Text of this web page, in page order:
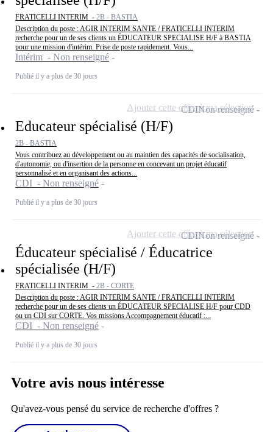
FRATICELLI INTERIM - 2B - BASTIA
Description du poste : AGIR INTERIM SANTE / FRATICELLI INTERIM
recherche pour un de ses clients un ÉDUCATEUR SPECIALISE H/F à BASTIA
pour une mission d'intérim. Prise de poste rapidement. Vous...
Intérim - Non renseigné
Publié il y a plus de 30 jours
Educateur spécialisé (H/F)
2B - BASTIA
Vous contribuez au développement ou au maintien des capacités de socialisation,
d'autonomie, ou d'insertion de la personne en concevant un projet éducatif
personnalisé et en organisant des actions...
CDI - Non renseigné
Publié il y a plus de 30 jours
CDINon renseigné
Ajouter cette offre à ma sélection
Éducateur spécialisé / Éducatrice
spécialisée (H/F)
FRATICELLI INTERIM - 2B - CORTE
Description du poste : AGIR INTERIM SANTE / FRATICELLI INTERIM
recherche pour un de ses clients un ÉDUCATEUR SPECIALISE H/F pour CDD
ou un CDI sur CORTE. Vos missions Accompagnement éducatif :...
CDI - Non renseigné
Publié il y a plus de 30 jours
CDINon renseigné
Ajouter cette offre à ma sélection
Votre avis nous intéresse
Qu'avez-vous pensé du service de recherche d'offres ?